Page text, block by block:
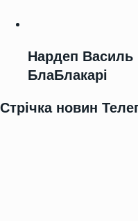
Нардеп Василь
БлаБлакарі
Стрічка новин